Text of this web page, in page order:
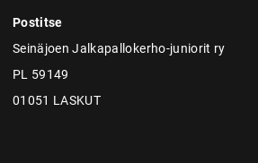
Postitse
Seinäjoen Jalkapallokerho-juniorit ry
PL 59149
01051 LASKUT